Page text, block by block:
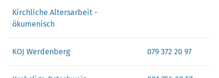
Kirchliche Altersarbeit -
ökumenisch
KOJ Werdenberg 079 372 20 97